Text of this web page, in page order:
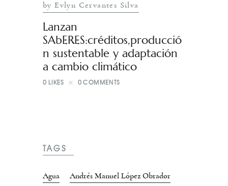
by Evlyn Cervantes Silva
Lanzan
SAbERES:créditos,producció
n sustentable y adaptación
a cambio climático
0 LIKES 0 COMMENTS
TAGS
Agua
Andrés Manuel López Obrador